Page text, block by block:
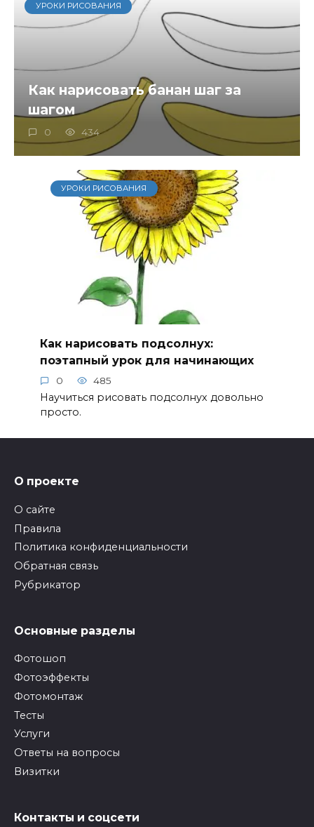
УРОКИ РИСОВАНИЯ
Как нарисовать банан шаг за
шагом
0 434
УРОКИ РИСОВАНИЯ
Как нарисовать подсолнух:
поэтапный урок для начинающих
0 485
Научиться рисовать подсолнух довольно
просто.
О проекте
О сайте
Правила
Политика конфиденциальности
Обратная связь
Рубрикатор
Основные разделы
Фотошоп
Фотоэффекты
Фотомонтаж
Тесты
Услуги
Ответы на вопросы
Визитки
Контакты и соцсети